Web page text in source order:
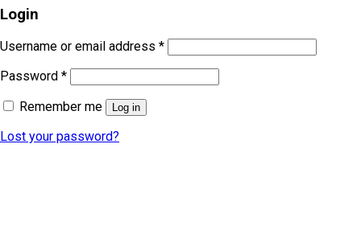
Login
Username or email address *
Password *
Remember me
Log in
Lost your password?